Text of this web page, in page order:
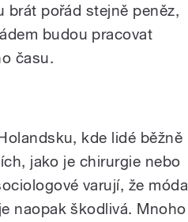
brát pořád stejně peněz,
budou pracovat
času.
kde lidé běžně
jako je chirurgie nebo
varují, že móda
naopak škodlivá. Mnoho